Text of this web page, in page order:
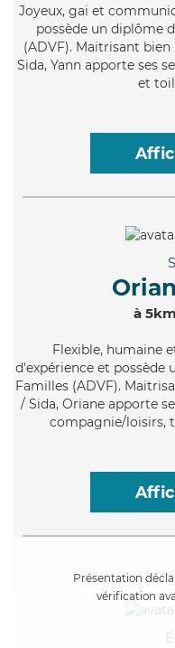
Joyeux, gai et
possède un diplôme
(ADVF). Maitrisant
Sida, Yann apporte ses
et
à
Flexible, humaine
d'expérience et possède
Familles (ADVF).
/ Sida, Oriane apporte
compagnie/loisirs,
Présentation
vérification